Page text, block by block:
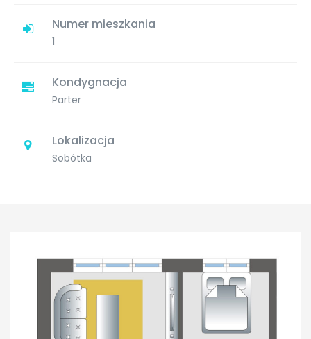
Numer mieszkania
1
Kondygnacja
Parter
Lokalizacja
Sobótka